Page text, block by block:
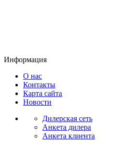
Информация
О нас
Контакты
Карта сайта
Новости
Дилерская сеть
Анкета дилера
Анкета клиента